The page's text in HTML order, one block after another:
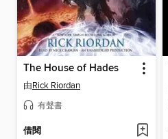
The House of Hades
由Rick Riordan
有聲書
借閱